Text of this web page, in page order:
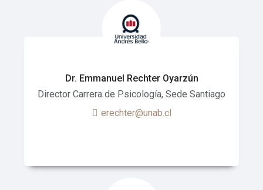
Dr. Emmanuel Rechter Oyarzún
Director Carrera de Psicología, Sede Santiago
erechter@unab.cl